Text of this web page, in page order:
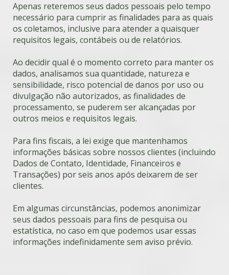
Apenas reteremos seus dados pessoais pelo tempo
necessário para cumprir as finalidades para as quais
os coletamos, inclusive para atender a quaisquer
requisitos legais, contábeis ou de relatórios.
Ao decidir qual é o momento correto para manter os
dados, analisamos sua quantidade, natureza e
sensibilidade, risco potencial de danos por uso ou
divulgação não autorizados, as finalidades de
processamento, se puderem ser alcançadas por
outros meios e requisitos legais.
Para fins fiscais, a lei exige que mantenhamos
informações básicas sobre nossos clientes (incluindo
Dados de Contato, Identidade, Financeiros e
Transações) por seis anos após deixarem de ser
clientes.
Em algumas circunstâncias, podemos anonimizar
seus dados pessoais para fins de pesquisa ou
estatística, no caso em que podemos usar essas
informações indefinidamente sem aviso prévio.